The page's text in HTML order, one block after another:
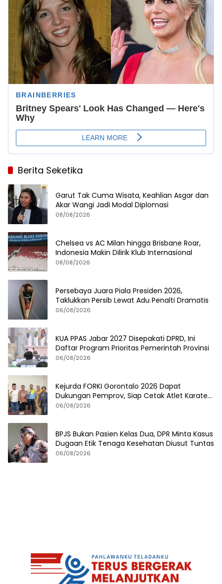
Berita Seketika
Garut Tak Cuma Wisata, Keahlian Asgar dan
Akar Wangi Jadi Modal Diplomasi
08/08/2026
Chelsea vs AC Milan hingga Brisbane Roar,
Indonesia Makin Dilirik Klub Internasional
08/08/2026
Persebaya Juara Piala Presiden 2026,
Taklukkan Persib Lewat Adu Penalti Dramatis
06/08/2026
KUA PPAS Jabar 2027 Disepakati DPRD, Ini
Daftar Program Prioritas Pemerintah Provinsi
06/08/2026
Kejurda FORKI Gorontalo 2026 Dapat
Dukungan Pemprov, Siap Cetak Atlet Karate
Berprestasi
06/08/2026
BPJS Bukan Pasien Kelas Dua, DPR Minta Kasus
Dugaan Etik Tenaga Kesehatan Diusut Tuntas
06/08/2026